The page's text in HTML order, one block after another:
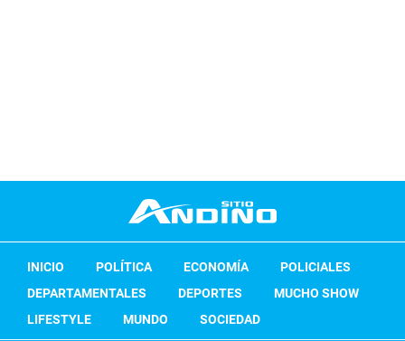
INICIO POLÍTICA ECONOMÍA
POLICIALES
DEPARTAMENTALES
DEPORTES
MUCHO SHOW
LIFESTYLE
MUNDO SOCIEDAD